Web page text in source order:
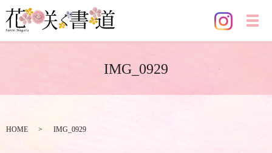
メ
IMG_0929
HOME IMG_0929